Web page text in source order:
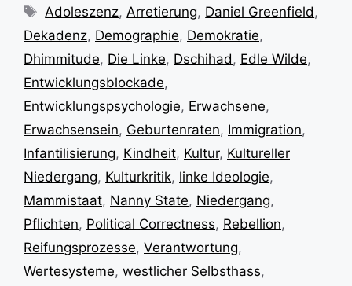
Schlagwörter
Adoleszenz,Arretierung, Daniel Greenfield,
Dekadenz, Demographie, Demokratie,
Dhimmitude, Die Linke, Dschihad, Edle Wilde,
Entwicklungsblockade,
Entwicklungspsychologie, Erwachsene,
Erwachsensein, Geburtenraten, Immigration,
Infantilisierung, Kindheit, Kultur, Kultureller
Niedergang, Kulturkritik, linke Ideologie,
Mammistaat, Nanny State, Niedergang,
Pflichten, Political Correctness, Rebellion,
Reifungsprozesse, Verantwortung,
Wertesysteme, westlicher Selbsthass,